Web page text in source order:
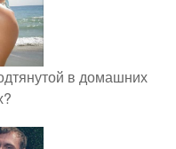
в домашних